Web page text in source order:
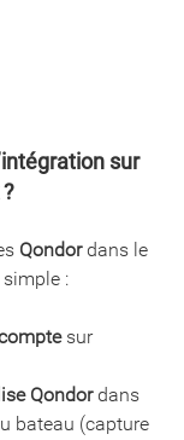
sur
Qondor dans le
:
sur
Qondor dans
bateau (capture